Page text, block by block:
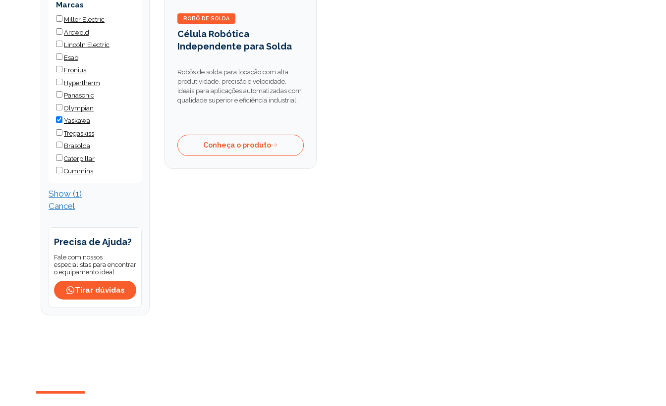
ROBÔ DE SOLDA
Célula Robótica
Independente para Solda
Robôs de solda para locação com alta
produtividade, precisão e velocidade,
ideais para aplicações automatizadas com
qualidade superior e eficiência industrial.
Conheça o produto
Marcas
Miller Electric
Arcweld
Lincoln Electric
Esab
Fronius
Hypertherm
Panasonic
Olympian
Yaskawa
Tregaskiss
Brasolda
Caterpillar
Cummins
Show (1)
Cancel
Precisa de Ajuda?
Fale com nossos
especialistas para encontrar
o equipamento ideal.
Tirar dúvidas